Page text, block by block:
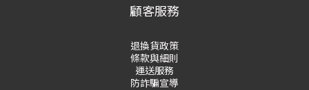
顧客服務
退換貨政策
條款與細則
運送服務
防詐騙宣導